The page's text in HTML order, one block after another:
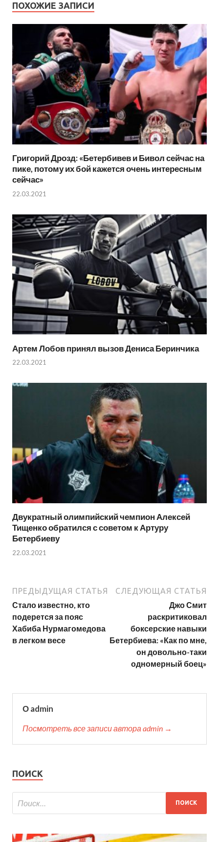
ПОХОЖИЕ ЗАПИСИ
Григорий Дрозд: «Бетербивев и Бивол сейчас на
пике, потому их бой кажется очень интересным
сейчас»
22.03.2021
Артем Лобов принял вызов Дениса Беринчика
22.03.2021
Двукратный олимпийский чемпион Алексей
Тищенко обратился с советом к Артуру
Бетербиеву
22.03.2021
ПРЕДЫДУЩАЯ СТАТЬЯ
Стало известно, кто
подерется за пояс
Хабиба Нурмагомедова
в легком весе
СЛЕДУЮЩАЯ СТАТЬЯ
Джо Смит
раскритиковал
боксерские навыки
Бетербиева: «Как по мне,
он довольно-таки
одномерный боец»
О admin
Посмотреть все записи автора admin →
ПОИСК